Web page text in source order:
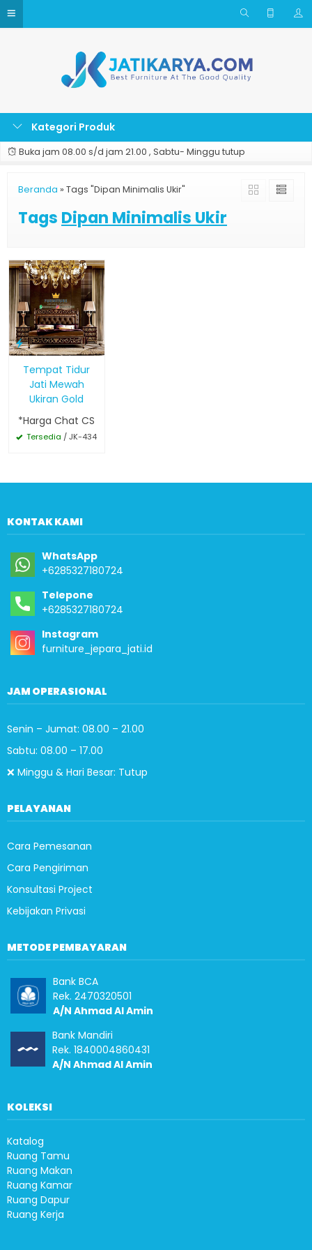
Kategori Produk
Buka jam 08.00 s/d jam 21.00 , Sabtu- Minggu tutup
Beranda » Tags "Dipan Minimalis Ukir"
Tags Dipan Minimalis Ukir
Tempat Tidur
Jati Mewah
Ukiran Gold
*Harga Chat CS
Tersedia / JK-434
KONTAK KAMI
WhatsApp
+6285327180724
Telepone
+6285327180724
Instagram
furniture_jepara_jati.id
JAM OPERASIONAL
Senin – Jumat: 08.00 – 21.00
Sabtu: 08.00 – 17.00
❌ Minggu & Hari Besar: Tutup
PELAYANAN
Cara Pemesanan
Cara Pengiriman
Konsultasi Project
Kebijakan Privasi
METODE PEMBAYARAN
Bank BCA
Rek. 2470320501
A/N Ahmad Al Amin
Bank Mandiri
Rek. 1840004860431
A/N Ahmad Al Amin
KOLEKSI
Katalog
Ruang Tamu
Ruang Makan
Ruang Kamar
Ruang Dapur
Ruang Kerja